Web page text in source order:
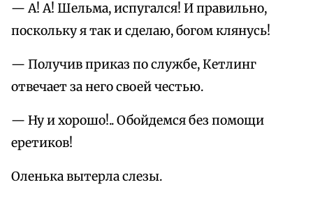
— А! А! Шельма, испугался! И правильно,
поскольку я так и сделаю, богом клянусь!
— Получив приказ по службе, Кетлинг
отвечает за него своей честью.
— Ну и хорошо!.. Обойдемся без помощи
еретиков!
Оленька вытерла слезы.